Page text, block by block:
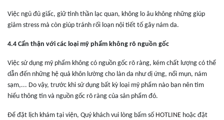
Việc ngủ đủ giấc, giữ tinh thần lạc quan, không lo âu không những giúp
giảm stress mà còn giúp tránh rối loạn nội tiết tố gây nám da.
4.4 Cẩn thận với các loại mỹ phẩm không rõ nguồn gốc
Việc sử dụng mỹ phẩm không có nguồn gốc rõ ràng, kém chất lượng có thể
dẫn đến những hệ quả khôn lường cho làn da như dị ứng, nổi mụn, nám
sạm,... Do vậy, trước khi sử dụng bất kỳ loại mỹ phẩm nào bạn nên tìm
hiểu thông tin và nguồn gốc rõ ràng của sản phẩm đó.
Để đặt lịch khám tại viện, Quý khách vui lòng bấm số HOTLINE hoặc đặt